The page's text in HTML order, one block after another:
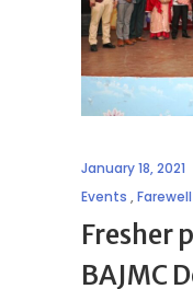
January 18, 2021
Events ,
Fresher
BAJMC